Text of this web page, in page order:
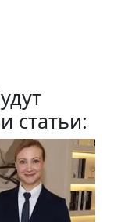
статьи: